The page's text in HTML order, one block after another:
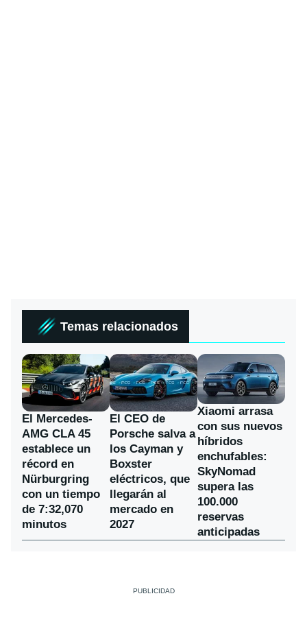
Temas relacionados
El Mercedes-
AMG CLA 45
establece un
récord en
Nürburgring
con un tiempo
de 7:32,070
minutos
El CEO de
Porsche salva a
los Cayman y
Boxster
eléctricos, que
llegarán al
mercado en
2027
Xiaomi arrasa
con sus nuevos
híbridos
enchufables:
SkyNomad
supera las
100.000
reservas
anticipadas